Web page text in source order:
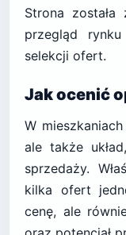
Strona
przegląd
selekcji ofert.
Jak ocenić
W
ale także
sprzedaży.
kilka ofert
cenę, ale